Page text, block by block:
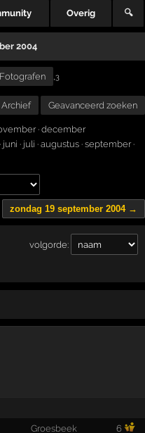
Overig 🔍
2004
Fotografen ,3
Archief Geavanceerd zoeken
· december
· juni · juli · augustus · september·
zondag 19 september 2004 →
volgorde:
Groesbeek 6